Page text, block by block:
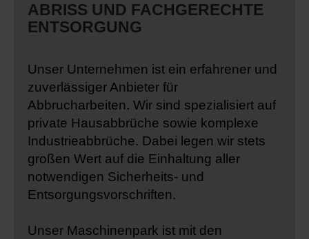
ABRISS UND FACHGERECHTE
ENTSORGUNG
Unser Unternehmen ist ein erfahrener und
zuverlässiger Anbieter für
Abbrucharbeiten. Wir sind spezialisiert auf
private Hausabbrüche sowie komplexe
Industrieabbrüche. Dabei legen wir stets
großen Wert auf die Einhaltung aller
notwendigen Sicherheits- und
Entsorgungsvorschriften.
Unser Maschinenpark ist mit den